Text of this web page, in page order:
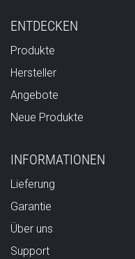
ENTDECKEN
Produkte
Hersteller
Angebote
Neue Produkte
INFORMATIONEN
Lieferung
Garantie
Über uns
Support